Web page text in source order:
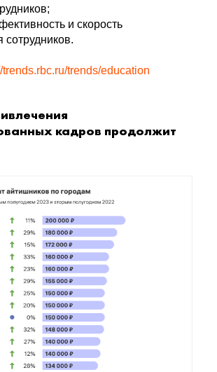
и скорость
сотрудников.
trends.rbc.ru/trends/education
кадров продолжит